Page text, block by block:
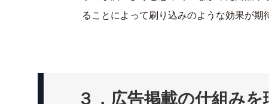
ることによって刷り込みのような効果が期
３．広告掲載の仕組みを